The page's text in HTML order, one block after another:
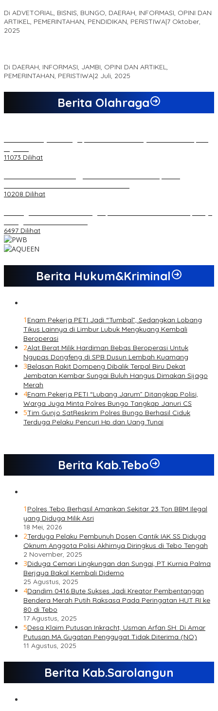
Di ADVETORIAL, BISNIS, BUNGO, DAERAH, INFORMASI, OPINI DAN
ARTIKEL, PEMERINTAHAN, PENDIDIKAN, PERISTIWA|7 Oktober,
2025
Di DAERAH, INFORMASI, JAMBI, OPINI DAN ARTIKEL,
PEMERINTAHAN, PERISTIWA|2 Juli, 2025
Berita Olahraga
11073 Dilihat
10208 Dilihat
6497 Dilihat
Berita Hukum&Kriminal
1 Enam Pekerja PETI Jadi “Tumbal”, Sedangkan Lobang
Tikus Lainnya di Limbur Lubuk Mengkuang Kembali
Beroperasi
2Alat Berat Milik Hardiman Bebas Beroperasi Untuk
Ngupas Dongfeng di SPB Dusun Lembah Kuamang
3Belasan Rakit Dompeng Dibalik Terpal Biru Dekat
Jembatan Kembar Sungai Buluh Hangus Dimakan Sijago
Merah
4Enam Pekerja PETI “Lubang Jarum” Ditangkap Polisi,
Warga Juga Minta Polres Bungo Tangkap Januri CS
5Tim Gunjo SatReskrim Polres Bungo Berhasil Ciduk
Terduga Pelaku Pencuri Hp dan Uang Tunai
Berita Kab.Tebo
1 Polres Tebo Berhasil Amankan Sekitar 23 Ton BBM Ilegal
yang Diduga Milik Asri
18 Mei, 2026
2Terduga Pelaku Pembunuh Dosen Cantik IAK SS Diduga
Oknum Anggota Polisi Akhirnya Diringkus di Tebo Tengah
2 November, 2025
3Diduga Cemari Lingkungan dan Sungai, PT Kurnia Palma
Berjaya Bakal Kembali Didemo
25 Agustus, 2025
4Dandim 0416 Bute Sukses Jadi Kreator Pembentangan
Bendera Merah Putih Raksasa Pada Peringatan HUT RI ke
80 di Tebo
17 Agustus, 2025
5Desa Klaim Putusan Inkracht, Usman Arfan SH: Di Amar
Putusan MA Gugatan Penggugat Tidak Diterima (NO)
11 Agustus, 2025
Berita Kab.Sarolangun